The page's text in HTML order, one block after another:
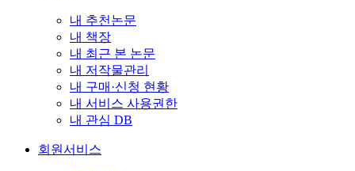
내 추천논문
내 책장
내 최근 본 논문
내 저작물관리
내 구매·신청 현황
내 서비스 사용권한
내 관심 DB
회원서비스